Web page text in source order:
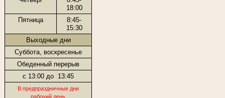
18:00
Пятница
8:45-
15:30
Выходные дни
Суббота, воскресенье
Обеденный перерыв
с 13:00 до 13:45
В предпраздничные дни
рабочий день